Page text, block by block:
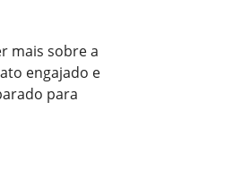
mais sobre a
engajado e
para